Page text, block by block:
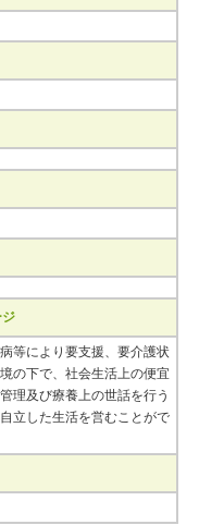
ジ
等により要支援、要介護状
の下で、社会生活上の便宜
理及び療養上の世話を行う
立した生活を営むことがで